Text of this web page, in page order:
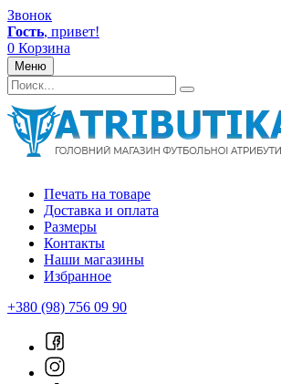
Звонок
Гость, привет!
0 Корзина
Меню
Печать на товаре
Доставка и оплата
Размеры
Контакты
Наши магазины
Избранное
+380 (98) 756 09 90